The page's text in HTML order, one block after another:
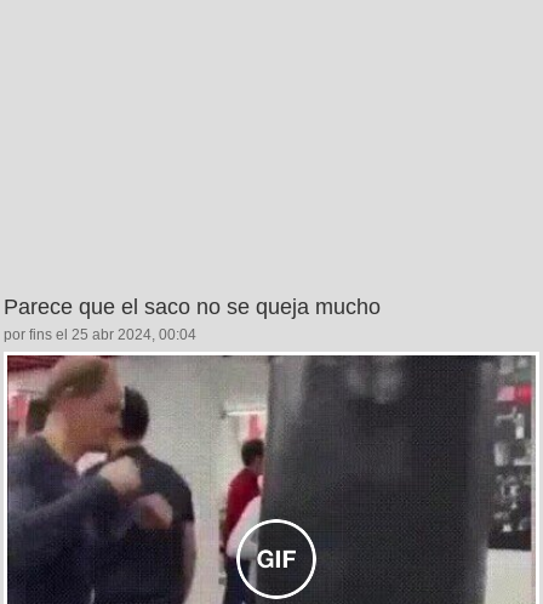
Parece que el saco no se queja mucho
por fins el 25 abr 2024, 00:04